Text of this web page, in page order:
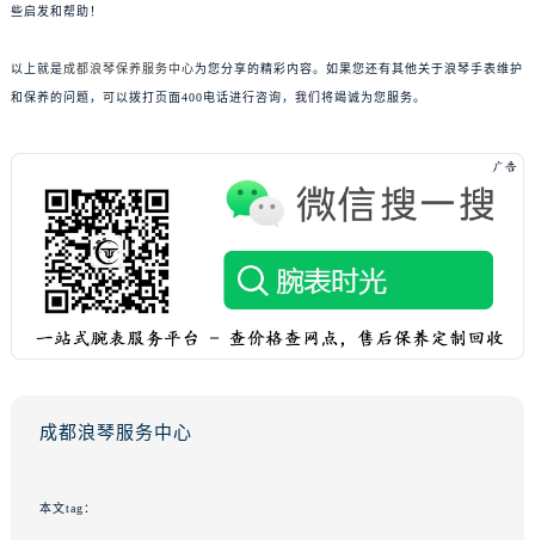
些启发和帮助！
以上就是成都浪琴保养服务中心为您分享的精彩内容。如果您还有其他关于浪琴手表维护
和保养的问题，可以拨打页面400电话进行咨询，我们将竭诚为您服务。
成都浪琴服务中心
本文tag：